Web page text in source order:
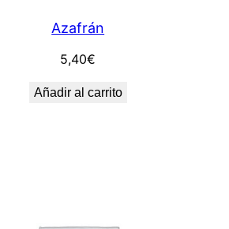
Azafrán
5,40€
Añadir al carrito